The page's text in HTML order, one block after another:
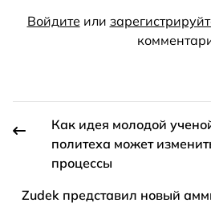
Войдите или
Как идея молодой
политеха может
процессы
Zudek представил новый